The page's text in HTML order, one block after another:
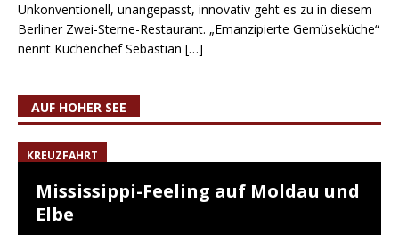
Unkonventionell, unangepasst, innovativ geht es zu in diesem
Berliner Zwei-Sterne-Restaurant. „Emanzipierte Gemüseküche“
nennt Küchenchef Sebastian […]
AUF HOHER SEE
KREUZFAHRT
Mississippi-Feeling auf Moldau und
Elbe